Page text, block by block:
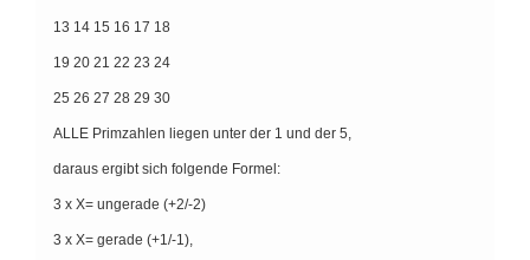
13 14 15 16 17 18
19 20 21 22 23 24
25 26 27 28 29 30
ALLE Primzahlen liegen unter der 1 und der 5,
daraus ergibt sich folgende Formel:
3 x X= ungerade (+2/-2)
3 x X= gerade (+1/-1),